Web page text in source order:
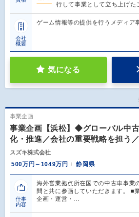
行して事業として立ち上げた
会社
概要
ゲーム情報等の提供を行うメディア
気になる
事業企画
事業企画【浜松】◆グローバル中
化・推進／会社の重要戦略を担う
スズキ株式会社
500万円～1049万円
静岡県
仕事
内容
海外営業拠点所在国での中古車事業
間と共に参画していただきます。 ■
企画・運営・…